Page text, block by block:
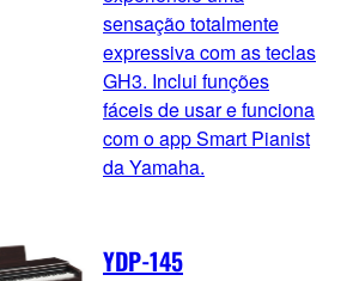
sensação totalmente
expressiva com as teclas
GH3. Inclui funções
fáceis de usar e funciona
com o app Smart Pianist
da Yamaha.
YDP-145